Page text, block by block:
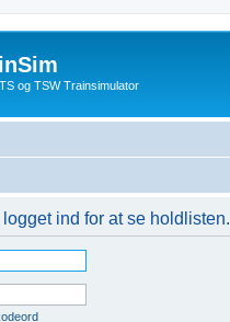
og TSW Trainsimulator
ind for at se holdlisten.